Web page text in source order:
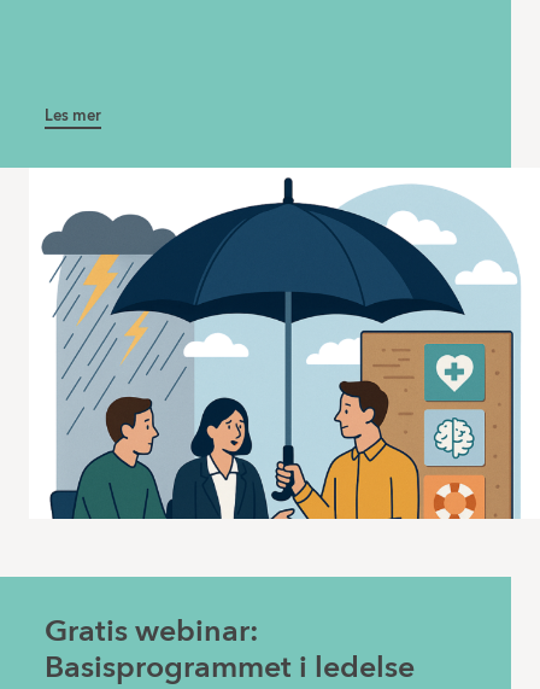
Les mer
Gratis webinar:
Basisprogrammet i ledelse